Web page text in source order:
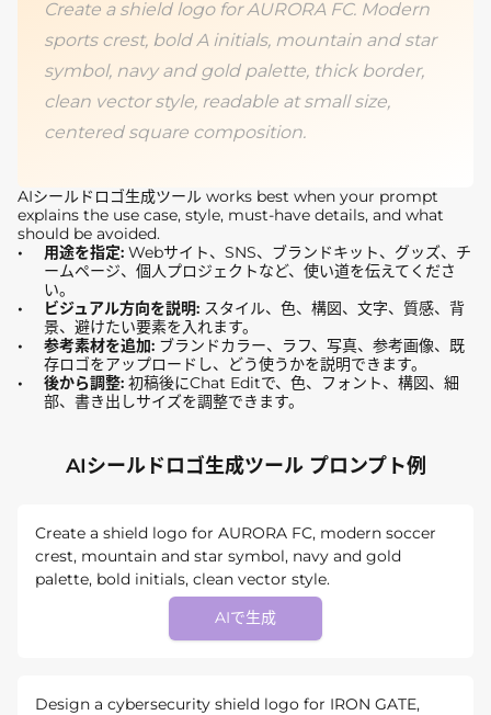
Create a shield logo for AURORA FC. Modern
sports crest, bold A initials, mountain and star
symbol, navy and gold palette, thick border,
clean vector style, readable at small size,
centered square composition.
AIシールドロゴ生成ツール works best when your prompt
explains the use case, style, must-have details, and what
should be avoided.
用途を指定: Webサイト、SNS、ブランドキット、グッズ、チ
ームページ、個人プロジェクトなど、使い道を伝えてくださ
い。
ビジュアル方向を説明: スタイル、色、構図、文字、質感、背
景、避けたい要素を入れます。
参考素材を追加: ブランドカラー、ラフ、写真、参考画像、既
存ロゴをアップロードし、どう使うかを説明できます。
後から調整: 初稿後にChat Editで、色、フォント、構図、細
部、書き出しサイズを調整できます。
AIシールドロゴ生成ツール プロンプト例
Create a shield logo for AURORA FC, modern soccer
crest, mountain and star symbol, navy and gold
palette, bold initials, clean vector style.
AIで生成
Design a cybersecurity shield logo for IRON GATE,